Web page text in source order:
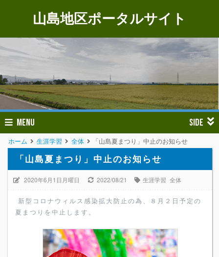
山島地区ポータルサイト
MENU SIDE
ホーム 生涯学習 全体 「山島夏まつり」中止のお知らせ
「山島夏まつり」中止のお知らせ
2020年6月1日月曜日 2022/08/21 生涯学習 全体
新型コロナウィルス感染拡大防止の為、８月２日予定の
夏まつりを中止します。